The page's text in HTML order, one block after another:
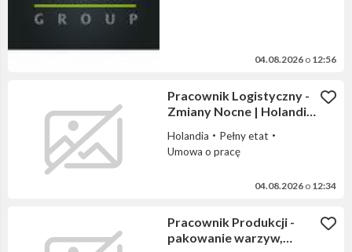
04.08.2026 o 12:56
Pracownik Logistyczny -
Zmiany Nocne | Holandia
Holandia
Pełny etat
Umowa o pracę
04.08.2026 o 12:34
Pracownik Produkcji -
pakowanie warzyw,